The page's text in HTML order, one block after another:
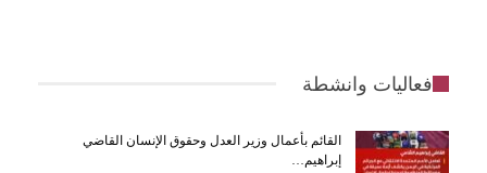
فعاليات وانشطة
القائم بأعمال وزير العدل وحقوق الإنسان القاضي
إبراهيم…